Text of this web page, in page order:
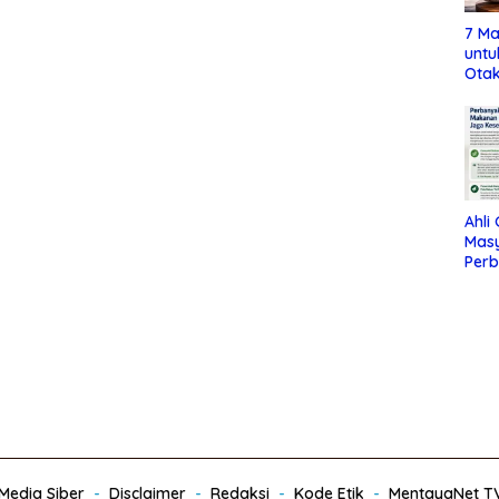
7
Ahli
Siber Disclaimer Redaksi Kode Etik MentayaNet